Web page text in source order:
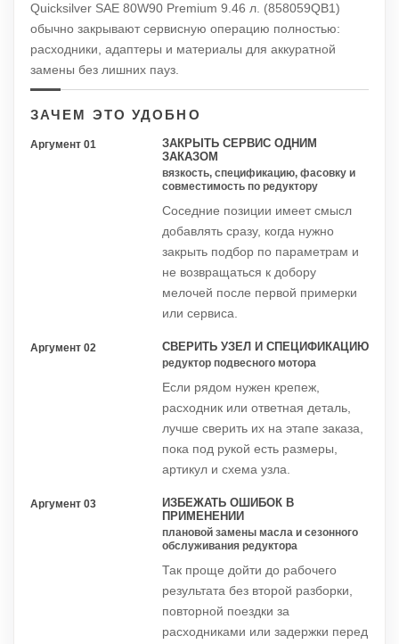
Quicksilver SAE 80W90 Premium 9.46 л. (858059QB1)
обычно закрывают сервисную операцию полностью:
расходники, адаптеры и материалы для аккуратной
замены без лишних пауз.
ЗАЧЕМ ЭТО УДОБНО
Аргумент 01
ЗАКРЫТЬ СЕРВИС ОДНИМ
ЗАКАЗОМ
вязкость, спецификацию, фасовку и
совместимость по редуктору
Соседние позиции имеет смысл
добавлять сразу, когда нужно
закрыть подбор по параметрам и
не возвращаться к добору
мелочей после первой примерки
или сервиса.
Аргумент 02 СВЕРИТЬ УЗЕЛ И СПЕЦИФИКАЦИЮ
редуктор подвесного мотора
Если рядом нужен крепеж,
расходник или ответная деталь,
лучше сверить их на этапе заказа,
пока под рукой есть размеры,
артикул и схема узла.
Аргумент 03
ИЗБЕЖАТЬ ОШИБОК В
ПРИМЕНЕНИИ
плановой замены масла и сезонного
обслуживания редуктора
Так проще дойти до рабочего
результата без второй разборки,
повторной поездки за
расходниками или задержки перед